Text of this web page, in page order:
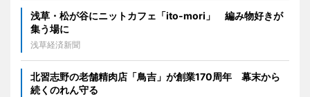
浅草・松が谷にニットカフェ「ito-mori」 編み物好きが
集う場に
浅草経済新聞
北習志野の老舗精肉店「鳥吉」が創業170周年 幕末から
続くのれん守る